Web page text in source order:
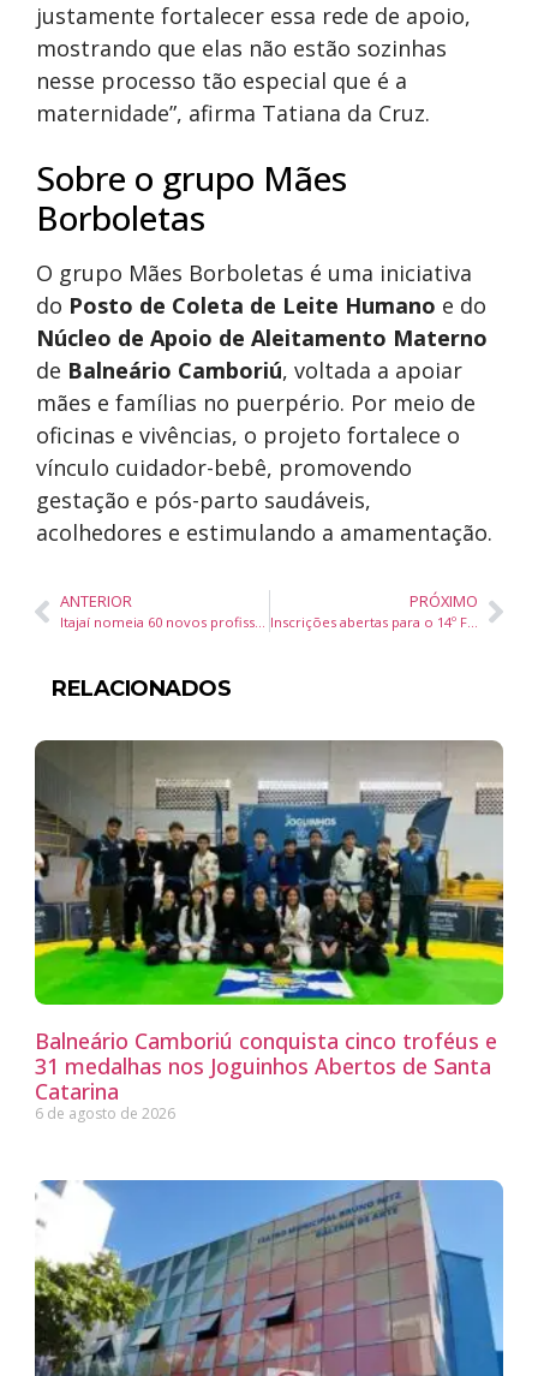
justamente fortalecer essa rede de apoio,
mostrando que elas não estão sozinhas
nesse processo tão especial que é a
maternidade”, afirma Tatiana da Cruz.
Sobre o grupo Mães
Borboletas
O grupo Mães Borboletas é uma iniciativa
do Posto de Coleta de Leite Humano e do
Núcleo de Apoio de Aleitamento Materno
de Balneário Camboriú, voltada a apoiar
mães e famílias no puerpério. Por meio de
oficinas e vivências, o projeto fortalece o
vínculo cuidador-bebê, promovendo
gestação e pós-parto saudáveis,
acolhedores e estimulando a amamentação.
ANTERIOR
Itajaí nomeia 60 novos profissionais de saúde e supera 310 servidores efetivos em 2025
PRÓXIMO
Inscrições abertas para o 14º Festival da Canção de Balneário Camboriú com premiação de quase R$ 60 mil
RELACIONADOS
Balneário Camboriú conquista cinco troféus e
31 medalhas nos Joguinhos Abertos de Santa
Catarina
6 de agosto de 2026